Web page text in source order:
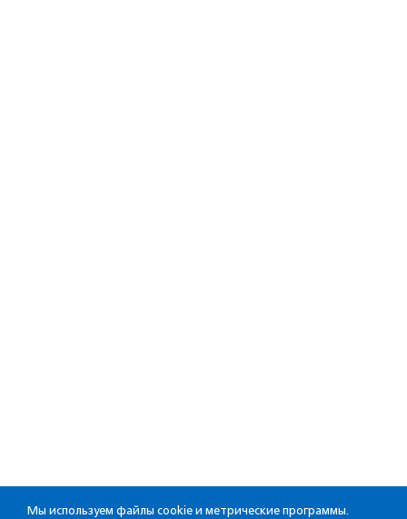
Мы используем файлы cookie и метрические программы.